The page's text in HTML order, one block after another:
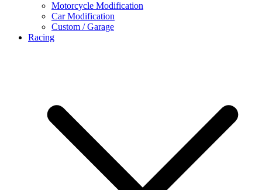
Motorcycle Modification
Car Modification
Custom / Garage
Racing